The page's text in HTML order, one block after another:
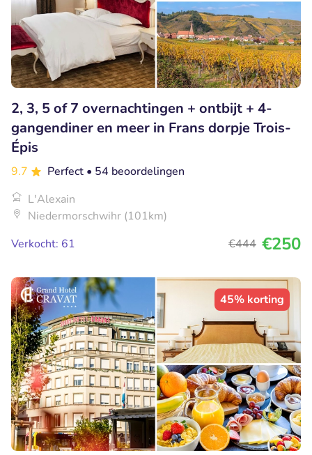
2, 3, 5 of 7 overnachtingen + ontbijt + 4-
gangendiner en meer in Frans dorpje Trois-
Épis
9.7 Perfect • 54 beoordelingen
L'Alexain
Niedermorschwihr (101km)
Verkocht: 61
€444 €250
45% korting